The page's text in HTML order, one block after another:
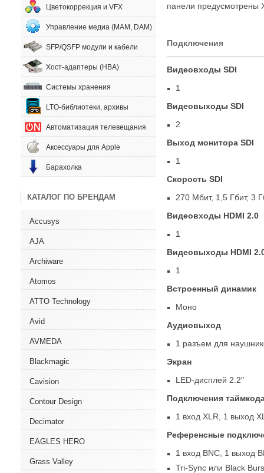
Цветокоррекция и VFX
Управление медиа (MAM, DAM)
SFP/QSFP модули и кабели
Хост-адаптеры (HBA)
Системы хранения
LTO-библиотеки, архивы
Автоматизация телевещания
Аксессуары для Apple
Барахолка
КАТАЛОГ ПО БРЕНДАМ
Accusys
AJA
Archiware
Atomos
ATTO Technology
Avid
AVMEDA
Blackmagic
Cavision
Contour Design
Decimator
EAGLES HERO
Grass Valley
панели предусмотрены
Подключения
Видеовходы SDI
1
Видеовыходы SDI
2
Выход монитора SDI
1
Скорость SDI
270 Мбит, 1,5 Гбит, 3
Видеовходы HDMI 2.0
1
Видеовыходы HDMI
1
Встроенный динамик
Моно
Аудиовыход
1 разъем для
Экран
LED-дисплей 2.2″
Подключения
1 вход XLR
1 выход
Референсные
1 вход BNC 1 выход
Tri-Sync или Black